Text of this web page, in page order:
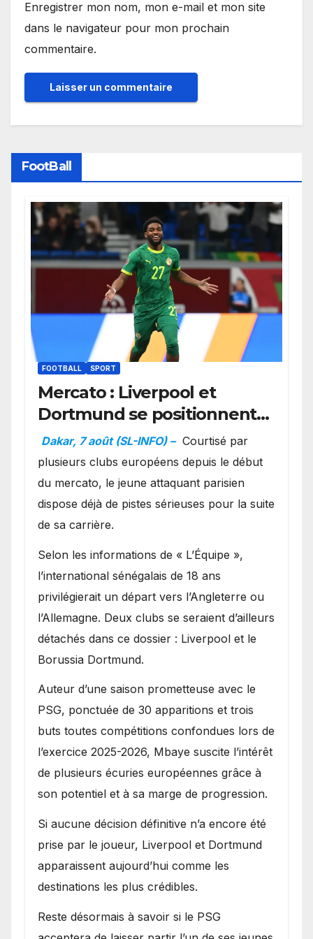
Enregistrer mon nom, mon e-mail et mon site
dans le navigateur pour mon prochain
commentaire.
FootBall
FOOTBALL SPORT
Mercato : Liverpool et
Dortmund se positionnent
en favoris pour recruter
Ibrahim Mbaye
Dakar, 7 août (SL-INFO) – Courtisé par
plusieurs clubs européens depuis le début
du mercato, le jeune attaquant parisien
dispose déjà de pistes sérieuses pour la suite
de sa carrière.
Selon les informations de « L’Équipe »,
l’international sénégalais de 18 ans
privilégierait un départ vers l’Angleterre ou
l’Allemagne. Deux clubs se seraient d’ailleurs
détachés dans ce dossier : Liverpool et le
Borussia Dortmund.
Auteur d’une saison prometteuse avec le
PSG, ponctuée de 30 apparitions et trois
buts toutes compétitions confondues lors de
l’exercice 2025-2026, Mbaye suscite l’intérêt
de plusieurs écuries européennes grâce à
son potentiel et à sa marge de progression.
Si aucune décision définitive n’a encore été
prise par le joueur, Liverpool et Dortmund
apparaissent aujourd’hui comme les
destinations les plus crédibles.
Reste désormais à savoir si le PSG